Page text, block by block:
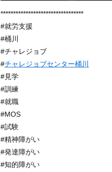
*********************************
#就労支援
#桶川
#チャレジョブ
#チャレジョブセンター桶川
#見学
#訓練
#就職
#MOS
#試験
#精神障がい
#発達障がい
#知的障がい